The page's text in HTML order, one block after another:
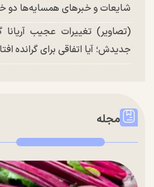
شایعات و خبر‌های همسایه‌ها دو
(تصاویر) تغییرات عجیب
جدیدش؛ آیا اتفاقی برای گرانده
مجله